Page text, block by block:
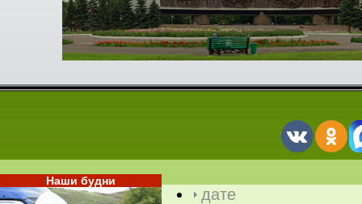
дате
Наши будни